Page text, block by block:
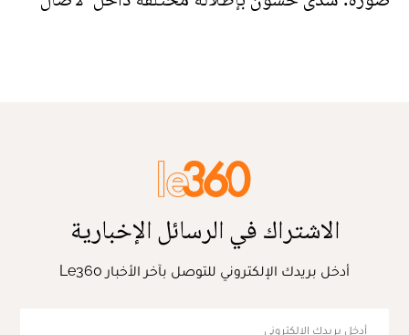
الاشتراك في الرسائل الإخبارية
أدخل بريدك الإلكتروني للتوصل بآخر الأخبار Le360